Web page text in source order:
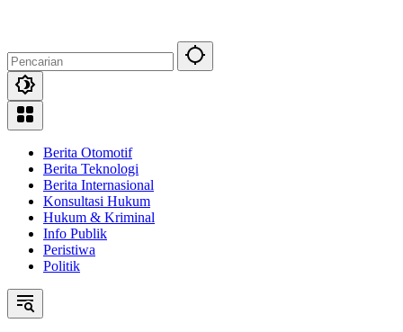
Berita Otomotif
Berita Teknologi
Berita Internasional
Konsultasi Hukum
Hukum & Kriminal
Info Publik
Peristiwa
Politik